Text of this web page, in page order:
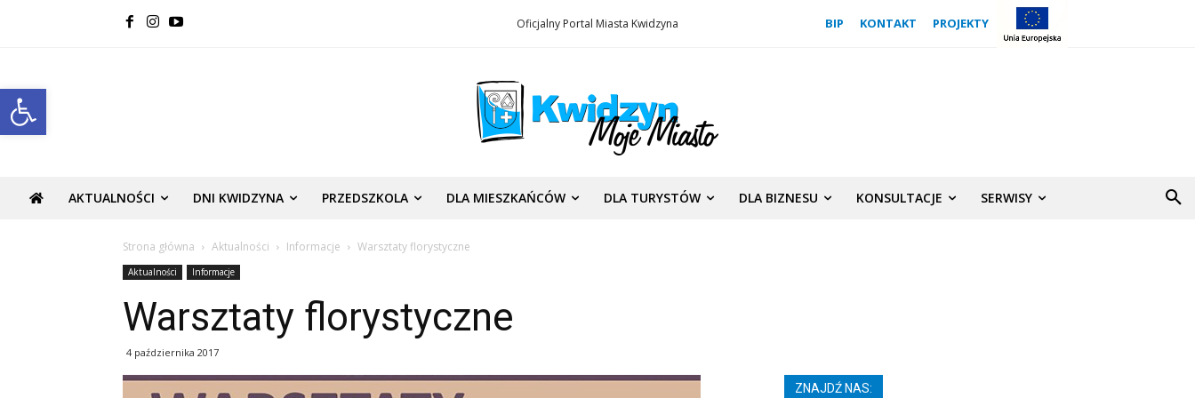
Open toolbar
Oficjalny Portal Miasta Kwidzyna BIP KONTAKT PROJEKTY
AKTUALNOŚCI DNI KWIDZYNA PRZEDSZKOLA DLA MIESZKAŃCÓW DLA TURYSTÓW DLA BIZNESU KONSULTACJE SERWISY
Strona główna Aktualności Informacje Warsztaty florystyczne
Aktualności Informacje
Warsztaty florystyczne
4 października 2017
ZNAJDŹ NAS: